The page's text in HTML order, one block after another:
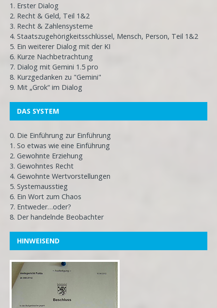
1. Erster Dialog
2. Recht & Geld, Teil 1&2
3. Recht & Zahlensysteme
4. Staatszugehörigkeitsschlüssel, Mensch, Person, Teil 1&2
5. Ein weiterer Dialog mit der KI
6. Kurze Nachbetrachtung
7. Dialog mit Gemini 1.5 pro
8. Kurzgedanken zu "Gemini"
9. Mit „Grok“ im Dialog
DAS SYSTEM
0. Die Einführung zur Einführung
1. So etwas wie eine Einführung
2. Gewohnte Erziehung
3. Gewohntes Recht
4. Gewohnte Wertvorstellungen
5. Systemausstieg
6. Ein Wort zum Chaos
7. Entweder…oder?
8. Der handelnde Beobachter
HINWEISEND